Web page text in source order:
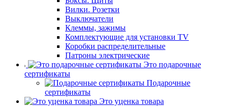
Вилки. Розетки
Выключатели
Клеммы, зажимы
Комплектующие для установки TV
Коробки распределительные
Патроны электрические
Это подарочные
сертификаты
Подарочные
сертификаты
Это уценка товара